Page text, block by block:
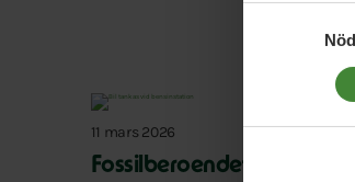
11 mars 2026
Fossilberoendet är ett